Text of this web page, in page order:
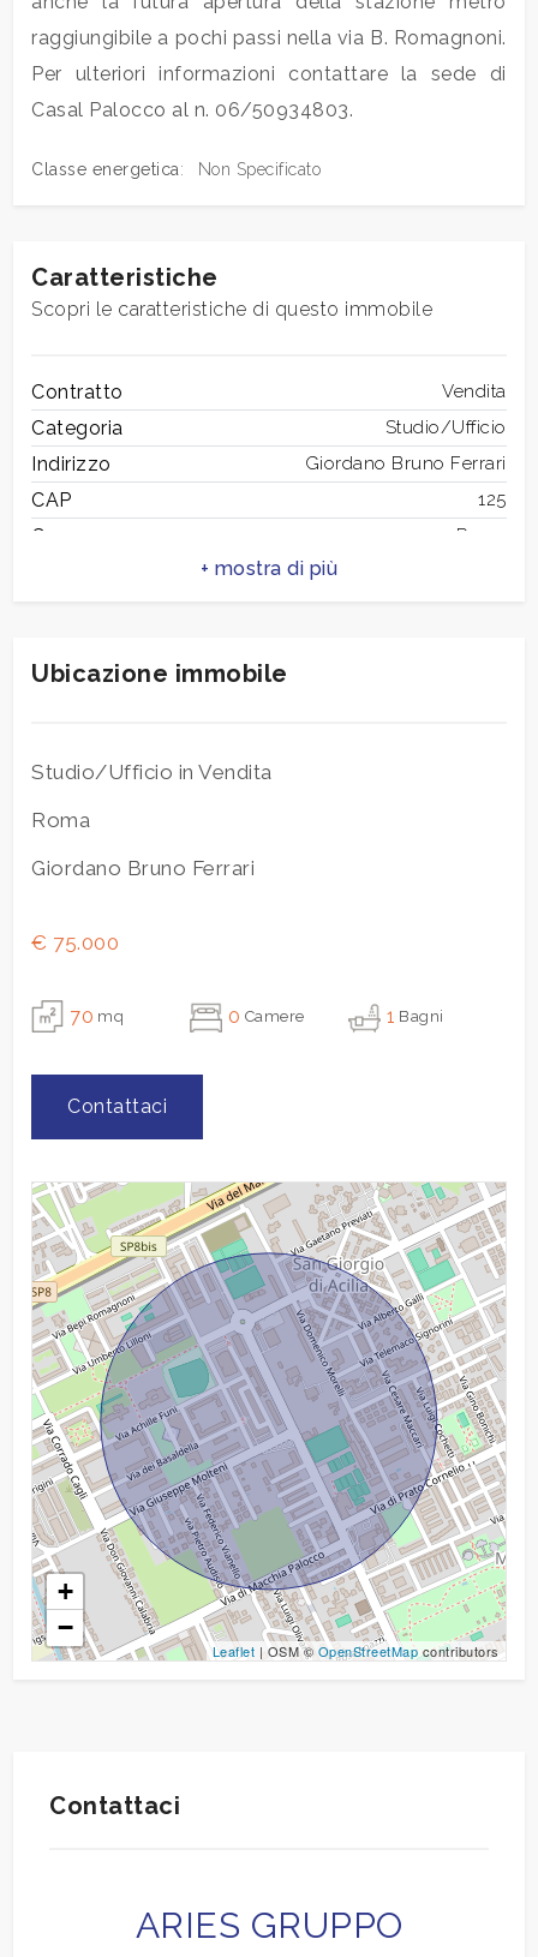
raggiungibile a pochi passi nella via B. Romagnoni.
Per ulteriori informazioni contattare la sede di
Casal Palocco al n. 06/50934803.
Classe energetica: Non Specificato
Caratteristiche
Scopri le caratteristiche di questo immobile
Contratto Vendita
Categoria Studio/Ufficio
Indirizzo Giordano Bruno Ferrari
CAP 125
Comune Roma
Aria
Ubicazione immobile
Studio/Ufficio in Vendita
Roma
Giordano Bruno Ferrari
€ 75.000
70 mq 0 Camere 1 Bagni
Contattaci
+
−
Leaflet | OSM © OpenStreetMapcontributors
Contattaci
ARIES GRUPPO
3
5+
minime
Qualsiasi
3
5+
opzioni
-
Posto auto/Box
Balcone/Terrazzo
Ascensore
Arredato
Nuova costruzione
Lusso